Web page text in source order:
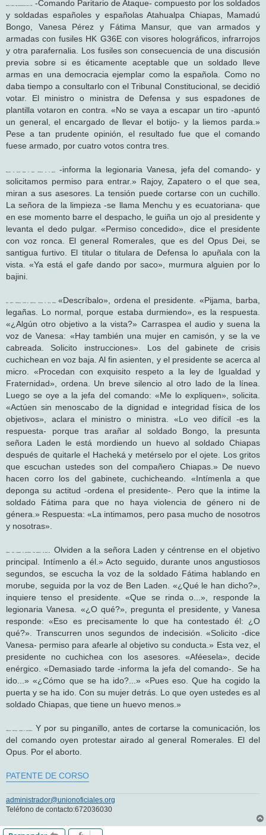
Suena el audio. Hay comunicación con el CPA
-Comando Paritario de Ataque- compuesto por los soldados
y soldadas españoles y españolas Atahualpa Chiapas, Mamadú
Bongo, Vanesa Pérez y Fátima Mansur, que van armados y
armadas con fusiles HK G36E con visores holográficos, infrarrojos
y otra parafernalia. Los fusiles son consecuencia de una discusión
previa sobre si es éticamente aceptable que un soldado lleve
armas en una democracia ejemplar como la española. Como no
daba tiempo a consultarlo con el Tribunal Constitucional, se decidió
votar. El ministro o ministra de Defensa y sus espadones de
plantilla votaron en contra. «No se vaya a escapar un tiro -apuntó
un general, el encargado de llevar el botijo- y la liemos parda.»
Pese a tan prudente opinión, el resultado fue que el comando
fuese armado, por cuatro votos contra tres.
Empieza la acción. Suena el audio. «Estamos en la puerta
-informa la legionaria Vanesa, jefa del comando- y
solicitamos permiso para entrar.» Rajoy, Zapatero o el que sea,
miran a sus asesores. La tensión puede cortarse con un cuchillo.
La señora de la limpieza -se llama Menchu y es ecuatoriana- que
en ese momento barre el despacho, le guiña un ojo al presidente y
levanta el dedo pulgar. «Permiso concedido», dice el presidente
con voz ronca. El general Romerales, que es del Opus Dei, se
santigua furtivo. El titular o titulara de Defensa lo apuñala con la
vista. «Ya está el gafe dando por saco», murmura alguien por lo
bajini.
Más audio. «Estamos frente al objetivo», informa la lejía Vanesa.
«Descríbalo», ordena el presidente. «Pijama, barba,
legañas. Lo normal, porque estaba durmiendo», es la respuesta.
«¿Algún otro objetivo a la vista?» Carraspea el audio y suena la
voz de Vanesa: «Hay también una mujer en camisón, y se la ve
cabreada. Solicito instrucciones». Los del gabinete de crisis
cuchichean en voz baja. Al fin asienten, y el presidente se acerca al
micro. «Procedan con exquisito respeto a la ley de Igualdad y
Fraternidad», ordena. Un breve silencio al otro lado de la línea.
Luego se oye a la jefa del comando: «Me lo expliquen», solicita.
«Actúen sin menoscabo de la dignidad e integridad física de los
objetivos», aclara el ministro o ministra. «Lo veo difícil -es la
respuesta- porque tras arañar al soldado Bongo, la presunta
señora Laden le está mordiendo un huevo al soldado Chiapas
después de quitarle el Hacheká y metérselo por el ojete. Los gritos
que escuchan ustedes son del compañero Chiapas.» De nuevo
hacen corro los del gabinete, cuchicheando. «Intímenla a que
deponga su actitud -ordena el presidente-. Pero que la intime la
soldado Fátima para que no haya violencia de género ni de
génera.» Respuesta: «La intimamos, pero pasa mucho de nosotros
y nosotras».
«Bueno, vale -responde el presidente tras pensarlo un poco-
. Olviden a la señora Laden y céntrense en el objetivo
principal. Intímenlo a él.» Acto seguido, durante unos angustiosos
segundos, se escucha la voz de la soldado Fátima hablando en
morube, seguida por la voz de Ben Laden. «¿Qué le han dicho?»,
inquiere tenso el presidente. «Que se rinda o...», responde la
legionaria Vanesa. «¿O qué?», pregunta el presidente, y Vanesa
responde: «Eso es precisamente lo que ha contestado él: ¿O
qué?». Transcurren unos segundos de indecisión. «Solicito -dice
Vanesa- permiso para afearle al objetivo su conducta.» Esta vez, el
presidente no cuchichea con los asesores. «Aféesela», decide
enérgico. «Demasiado tarde -informa la jefa del comando-. Se ha
ido...» «¿Cómo que se ha ido?...» «Pues eso. Que ha cogido la
puerta y se ha ido. Con su mujer detrás. Lo que oyen ustedes es al
soldado Chiapas, que tiene un huevo menos.»
«Aborten, aborten», ordena el presidente.
Y por su pinganillo, antes de cortarse la comunicación, los
del comando oyen protestar airado al general Romerales. El del
Opus. Por el aborto.
PATENTE DE CORSO
administrador@unionoficiales.org
Teléfono de contacto:672036030